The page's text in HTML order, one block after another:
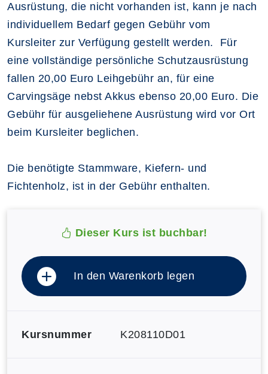
Ausrüstung, die nicht vorhanden ist, kann je nach
individuellem Bedarf gegen Gebühr vom
Kursleiter zur Verfügung gestellt werden. Für
eine vollständige persönliche Schutzausrüstung
fallen 20,00 Euro Leihgebühr an, für eine
Carvingsäge nebst Akkus ebenso 20,00 Euro. Die
Gebühr für ausgeliehene Ausrüstung wird vor Ort
beim Kursleiter beglichen.
Die benötigte Stammware, Kiefern- und
Fichtenholz, ist in der Gebühr enthalten.
Dieser Kurs ist buchbar!
In den Warenkorb legen
Kursnummer K208110D01